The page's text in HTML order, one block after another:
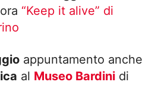
“Keep it alive” di
appuntamento anche
al Museo Bardini di